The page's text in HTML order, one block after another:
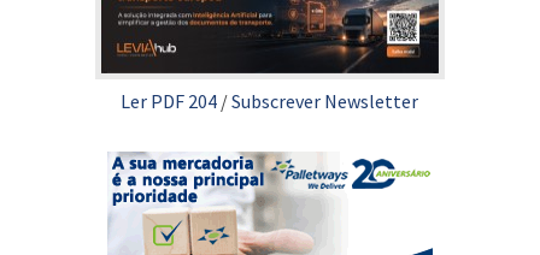
Ler PDF 204 /Subscrever Newsletter